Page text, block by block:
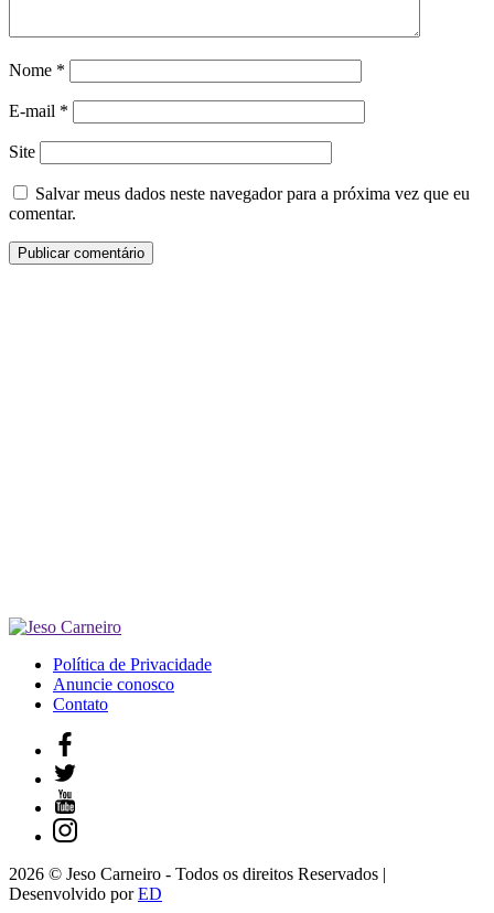
Nome *
E-mail *
Site
Salvar meus dados neste navegador para a próxima vez que eu
comentar.
Política de Privacidade
Anuncie conosco
Contato
2026 © Jeso Carneiro - Todos os direitos Reservados |
Desenvolvido porED